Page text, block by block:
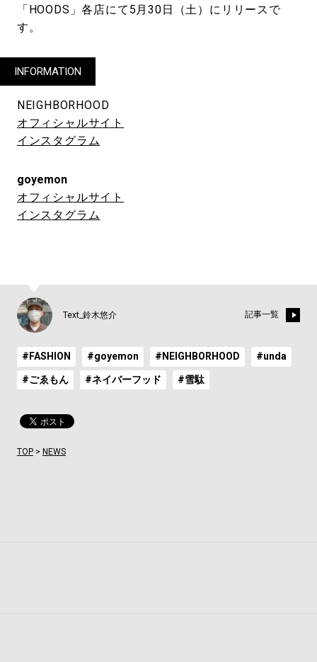
「HOODS」各店にて5月30日（土）にリリースで
す。
INFORMATION
NEIGHBORHOOD
オフィシャルサイト
インスタグラム
goyemon
オフィシャルサイト
インスタグラム
Text_鈴木悠介 記事一覧
#FASHION #goyemon #NEIGHBORHOOD #unda
#ごゑもん #ネイバーフッド #雪駄
TOP> NEWS